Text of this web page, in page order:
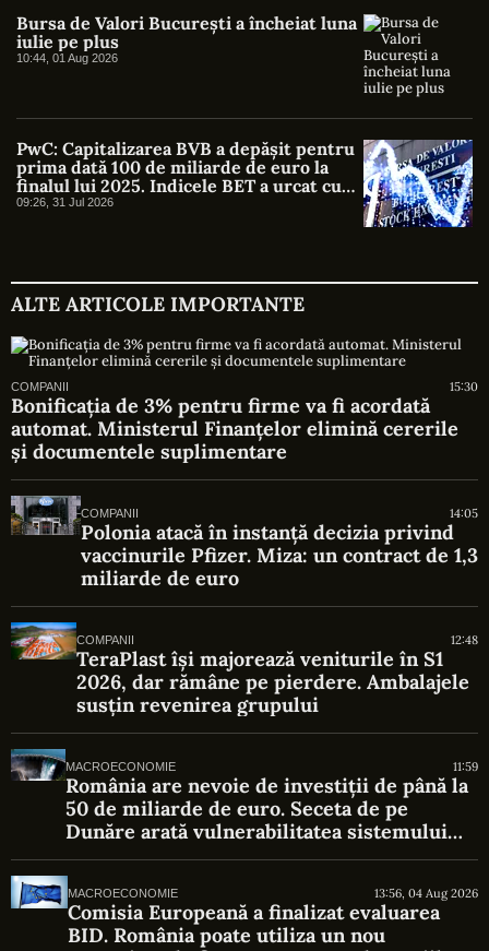
Bursa de Valori București a încheiat luna
iulie pe plus
10:44, 01 Aug 2026
PwC: Capitalizarea BVB a depășit pentru
prima dată 100 de miliarde de euro la
finalul lui 2025. Indicele BET a urcat cu
46%
09:26, 31 Jul 2026
ALTE ARTICOLE IMPORTANTE
COMPANII 15:30
Bonificația de 3% pentru firme va fi acordată
automat. Ministerul Finanțelor elimină cererile
și documentele suplimentare
COMPANII 14:05
Polonia atacă în instanță decizia privind
vaccinurile Pfizer. Miza: un contract de 1,3
miliarde de euro
COMPANII 12:48
TeraPlast își majorează veniturile în S1
2026, dar rămâne pe pierdere. Ambalajele
susțin revenirea grupului
MACROECONOMIE 11:59
România are nevoie de investiții de până la
50 de miliarde de euro. Seceta de pe
Dunăre arată vulnerabilitatea sistemului
energetic
MACROECONOMIE 13:56, 04 Aug 2026
Comisia Europeană a finalizat evaluarea
BID. România poate utiliza un nou